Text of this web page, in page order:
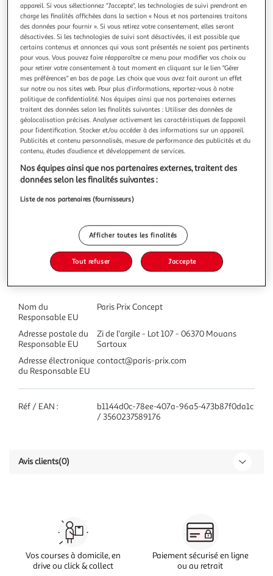
Illustration
précédente
Illustration
suivante
ATMOSPHERA
Cercle déco wonderly 45cm naturel
Informations Techniques : Dimensions : L. 26 x l. 8 x H. 45
cm Matières : Coton, Fer & MDF Spécificités : Tendance &
Pratique Objet déco à poser Sur Pied Design Cercle Poids :
0,45 kg Couleur : Naturel
En savoir +
Vous voulez connaître le prix de ce produit ?
Afficher le prix
Caractéristiques
Nom du
Responsable EU
Paris Prix Concept
Adresse postale du
Responsable EU
Zi de l'argile - Lot 107 - 06370 Mouans
Sartoux
Adresse électronique
du Responsable EU
contact@paris-prix.com
Réf / EAN :
b1144d0c-78ee-407a-96a5-473b87f0da1c
/ 3560237589176
Avis clients(0)
Vos courses à domicile, en
drive ou click & collect
Paiement sécurisé en ligne
ou au retrait
appareil. Si vous sélectionnez "J'accepte", les technologies de suivi prendront en
charge les finalités affichées dans la section « Nous et nos partenaires traitons
des données pour fournir ». Si vous retirez votre consentement, elles seront
désactivées. Si les technologies de suivi sont désactivées, il est possible que
certains contenus et annonces qui vous sont présentés ne soient pas pertinents
pour vous. Vous pouvez faire réapparaître ce menu pour modifier vos choix ou
pour retirer votre consentement à tout moment en cliquant sur le lien "Gérer
mes préférences" en bas de page. Les choix que vous avez fait auront un effet
sur notre ou nos sites web. Pour plus d’informations, reportez-vous à notre
politique de confidentialité. Nos équipes ainsi que nos partenaires externes
traitent des données selon les finalités suivantes : Utiliser des données de
géolocalisation précises. Analyser activement les caractéristiques de l’appareil
pour l’identification. Stocker et/ou accéder à des informations sur un appareil.
Publicités et contenu personnalisés, mesure de performance des publicités et du
contenu, études d’audience et développement de services.
Nos équipes ainsi que nos partenaires externes, traitent des
données selon les finalités suivantes :
Liste de nos partenaires (fournisseurs)
Afficher toutes les finalités
Tout refuser J'accepte